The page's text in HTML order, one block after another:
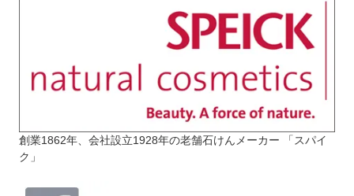
創業1862年、会社設立1928年の老舗石けんメーカー 「スパイ
ク」